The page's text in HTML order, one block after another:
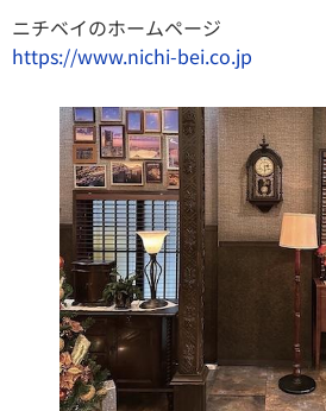
ニチベイのホームページ
https://www.nichi-bei.co.jp